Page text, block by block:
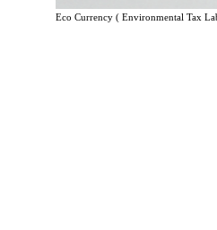
Eco Currency ( Environmental Tax